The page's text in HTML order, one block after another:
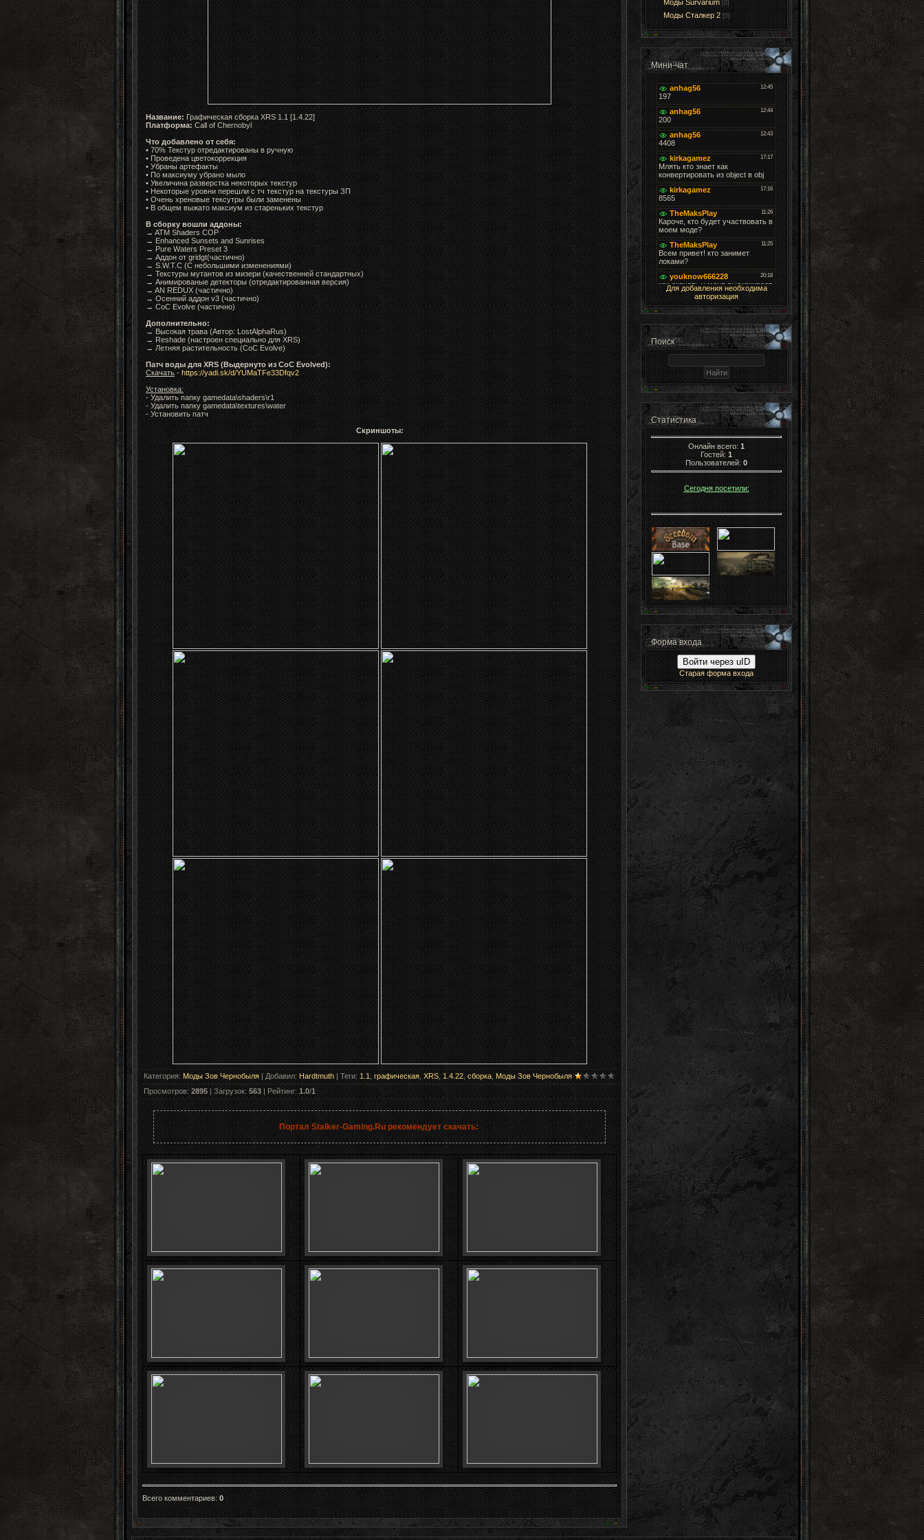
Название:Графическая сборка XRS 1.1 [1.4.22]
Платформа: Call of Chernobyl
Что добавлено от себя:
• 70% Текстур отредактированы в ручную
• Проведена цветокоррекция
• Убраны артефакты
• По максиуму убрано мыло
• Увеличина разверстка некоторых текстур
• Некоторые уровни перешли с тч текстур на текстуры ЗП
• Очень хреновые тексутры были заменены
• В общем выжато максиум из стареньких текстур
В сборку вошли аддоны:
→ ATM Shaders COP
→ Enhanced Sunsets and Sunrises
→ Pure Waters Preset 3
→ Аддон от gridgt(частично)
→ S.W.T.C (C небольшими изменениями)
→ Текстуры мутантов из мизери (качественней стандартных)
→ Анимированые детекторы (отредактированная версия)
→ AN REDUX (частично)
→ Осенний аддон v3 (частично)
→ CoC Evolve (частично)
Дополнительно:
→ Высокая трава (Автор: LostAlphaRus)
→ Reshade (настроен специально для XRS)
→ Летняя растительность (CoC Evolve)
Патч воды для XRS (Выдернуто из CoC Evolved):
Скачать -https://yadi.sk/d/YUMaTFe33Dfqv2
Установка:
- Удалить папку gamedata\shaders\r1
- Удалить папку gamedata\textures\water
- Установить патч
Скриншоты:
Категория: Моды Зов Чернобыля | Добавил: Hardtmuth | Теги: 1.1 ,графическая XRS ,1.4.22 сборка Моды Зов Чернобыля
Просмотров: 2895 | Загрузок: 563 | Рейтинг: 1.0/1
Портал Stalker-Gaming.Ru рекомендует скачать:
Всего комментариев: 0
Моды Survarium [0]
Моды Cталкер 2 [0]
Мини-чат
Для добавления необходима
авторизация
Поиск
Статистика
Онлайн всего: 1
Гостей: 1
Пользователей: 0
Сегодня посетили:
Форма входа
Войти через uID
Старая форма входа